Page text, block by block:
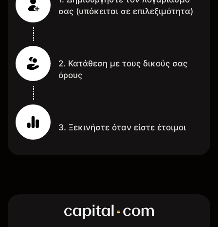
σας (υπόκειται σε επιλεξιμότητα)
2. Κατάθεση με τους δικούς σας
όρους
3. Ξεκινήστε όταν είστε έτοιμοι